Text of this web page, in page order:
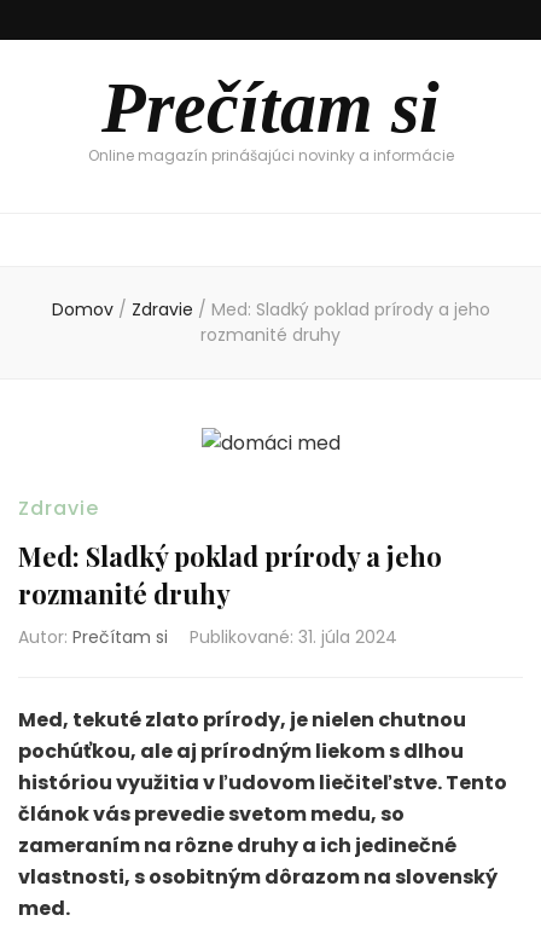
Prečítam si
Online magazín prinášajúci novinky a informácie
Domov / Zdravie / Med: Sladký poklad prírody a jeho
rozmanité druhy
Zdravie
Med: Sladký poklad prírody a jeho
rozmanité druhy
Autor: Prečítam si Publikované: 31. júla 2024
Med, tekuté zlato prírody, je nielen chutnou
pochúťkou, ale aj prírodným liekom s dlhou
históriou využitia v ľudovom liečiteľstve. Tento
článok vás prevedie svetom medu, so
zameraním na rôzne druhy a ich jedinečné
vlastnosti, s osobitným dôrazom na slovenský
med.